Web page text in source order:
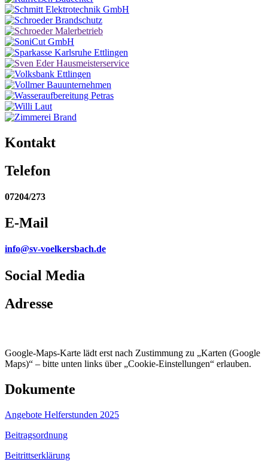
Kontakt
Telefon
07204/273
E-Mail
info@sv-voelkersbach.de
Social Media
Adresse
Google-Maps-Karte lädt erst nach Zustimmung zu „Karten (Google
Maps)“ – bitte unten links über „Cookie-Einstellungen“ erlauben.
Dokumente
Angebote Helferstunden 2025
Beitragsordnung
Beitrittserklärung